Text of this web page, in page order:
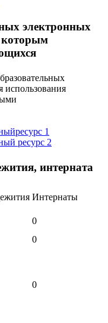
электронных
которым
использования
1
ресурс 2
интерната
Интернаты
0
0
0